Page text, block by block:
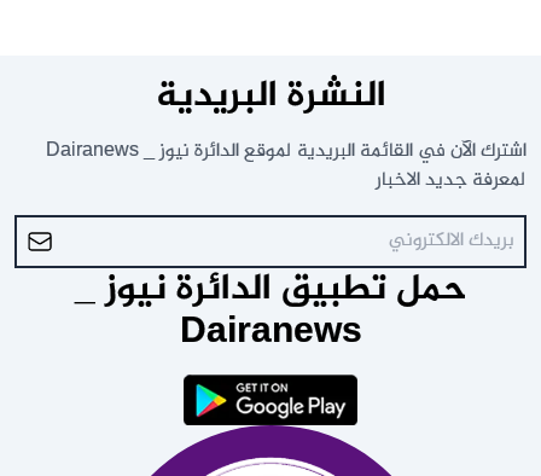
النشرة البريدية
اشترك الآن في القائمة البريدية لموقع الدائرة نيوز _ Dairanews
لمعرفة جديد الاخبار
حمل تطبيق الدائرة نيوز _
Dairanews